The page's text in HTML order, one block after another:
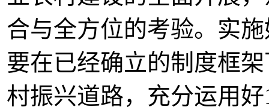
合与全方位的考验。实
要在已经确立的制度框
村振兴道路，充分运用